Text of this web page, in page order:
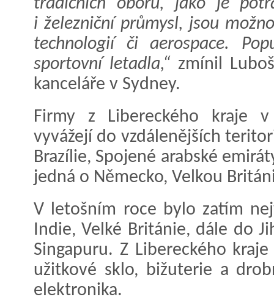
tradičních oborů, jako je
i železniční průmysl, jsou
technologií či aerospace.
sportovní letadla,“ zmínil
kanceláře v Sydney.
Firmy z Libereckého kraje
vyvážejí do vzdálenějších
Brazílie, Spojené arabské
jedná o Německo, Velkou
V letošním roce bylo zatím
Indie, Velké Británie, dále do
Singapuru. Z Libereckého
užitkové sklo, bižuterie a
elektronika.